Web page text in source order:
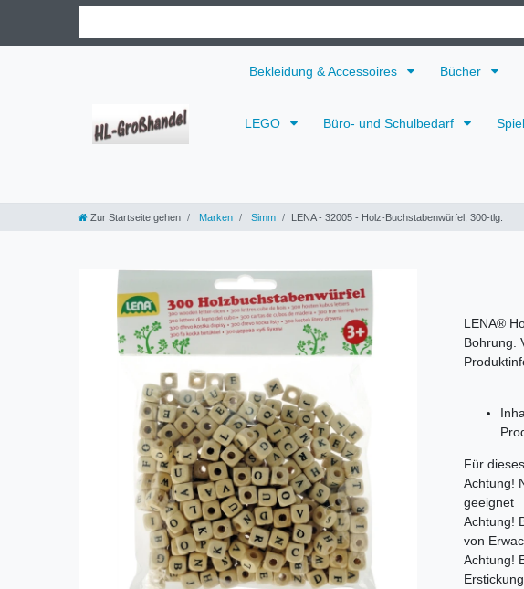
Bekleidung & Accessoires Bücher
LEGO Büro- und Schulbedarf
Zur Startseite gehen Marken Simm LENA - 32005 - Holz-Buchstabenwürfel, 300-tlg.
LENA®
Bohrung.
Für
Achtung!
geeignet
Achtung!
von
Achtung!